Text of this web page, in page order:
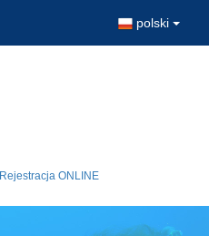
polski
Rejestracja ONLINE